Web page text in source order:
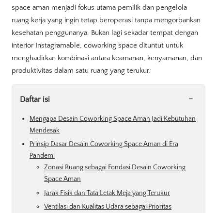
space aman menjadi fokus utama pemilik dan pengelola
ruang kerja yang ingin tetap beroperasi tanpa mengorbankan
kesehatan penggunanya. Bukan lagi sekadar tempat dengan
interior Instagramable, coworking space dituntut untuk
menghadirkan kombinasi antara keamanan, kenyamanan, dan
produktivitas dalam satu ruang yang terukur.
Daftar isi -
Mengapa Desain Coworking Space Aman Jadi Kebutuhan
Mendesak
Prinsip Dasar Desain Coworking Space Aman di Era
Pandemi
Zonasi Ruang sebagai Fondasi Desain Coworking
Space Aman
Jarak Fisik dan Tata Letak Meja yang Terukur
Ventilasi dan Kualitas Udara sebagai Prioritas